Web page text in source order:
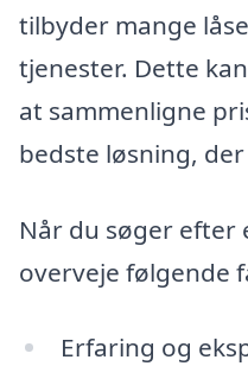
tilbyder mange
tjenester. Dette
at sammenligne
bedste løsning,
Når du søger efter
overveje følgende
Erfaring og